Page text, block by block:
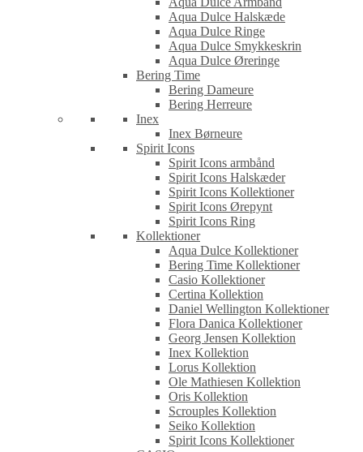
Aqua Dulce Halskæde
Aqua Dulce Ringe
Aqua Dulce Smykkeskrin
Aqua Dulce Øreringe
Bering Time
Bering Dameure
Bering Herreure
Inex
Inex Børneure
Spirit Icons
Spirit Icons armbånd
Spirit Icons Halskæder
Spirit Icons Kollektioner
Spirit Icons Ørepynt
Spirit Icons Ring
Kollektioner
Aqua Dulce Kollektioner
Bering Time Kollektioner
Casio Kollektioner
Certina Kollektion
Daniel Wellington Kollektioner
Flora Danica Kollektioner
Georg Jensen Kollektion
Inex Kollektion
Lorus Kollektion
Ole Mathiesen Kollektion
Oris Kollektion
Scrouples Kollektion
Seiko Kollektion
Spirit Icons Kollektioner